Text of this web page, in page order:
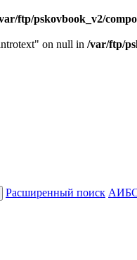
ftp/pskovbook_v2/
on null in /var/ftp/
Расширенный поиск